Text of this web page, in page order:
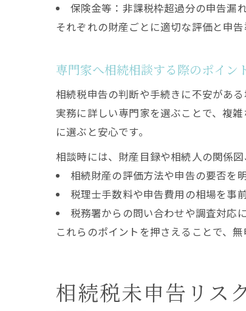
保険金等：非課税枠超過分の申告漏
それぞれの財産ごとに適切な評価と申
専門家へ相続相談する際のポイン
相続税申告の判断や手続きに不安があ
実務に詳しい専門家を選ぶことで、複
に選ぶと安心です。
相談時には、財産目録や相続人の関係
相続財産の評価方法や申告の要否を
税理士手数料や申告費用の相場を事
税務署からの問い合わせや調査対応
これらのポイントを押さえることで、
相続税未申告リス